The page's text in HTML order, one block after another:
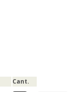
Cant.